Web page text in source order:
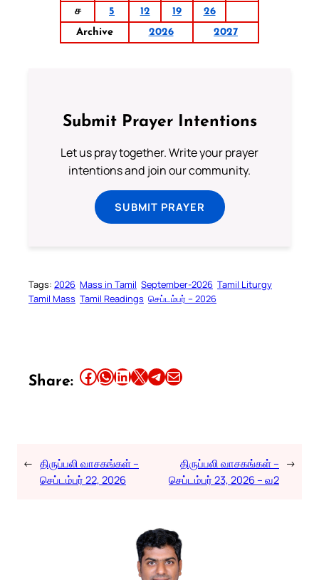
ச
5 12 19
26
Archive
2026 2027
Submit Prayer Intentions
Let us pray together. Write your prayer
intentions and join our community.
SUBMIT PRAYER
Tags: 2026 Mass in Tamil September-2026 Tamil Liturgy
Tamil Mass Tamil Readings செப்டம்பர் – 2026
Share: Share this article on Facebook Share this article on WhatsApp Share this article on LinkedIn Share this article on X Share this article on TelegramEmail this Article
← திருப்பலி வாசகங்கள் –
செப்டம்பர் 22, 2026
திருப்பலி வாசகங்கள் –
செப்டம்பர் 23, 2026 – வ2
→